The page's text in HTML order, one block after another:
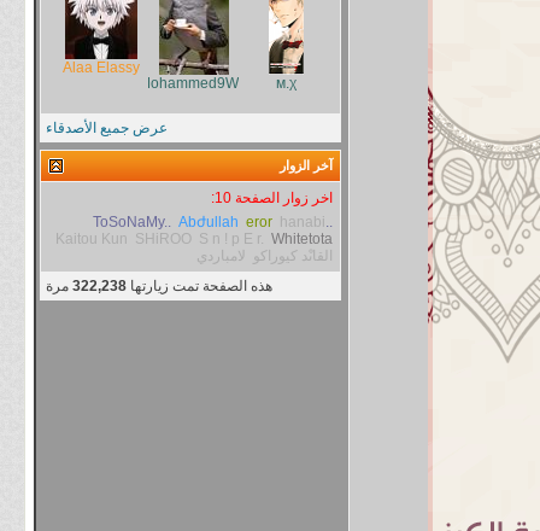
м.χ
Mohammed9W
Alaa Elassy
عرض جميع الأصدقاء
آخر الزوار
اخر زوار الصفحة 10:
..ToSoNaMy..
Abժullah eror
hanabi
Kaitou Kun SHiROO S n ! p E r. Whitetota
القاىْد كيوراكو
لامباردي
هذه الصفحة تمت زيارتها 322,238 مرة